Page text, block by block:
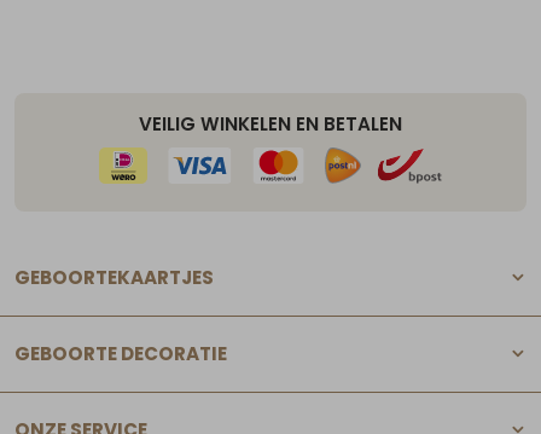
VEILIG WINKELEN EN BETALEN
GEBOORTEKAARTJES
GEBOORTE DECORATIE